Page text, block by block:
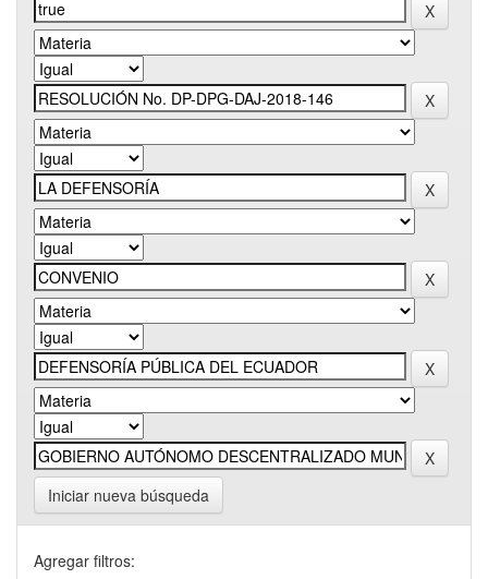
Iniciar nueva búsqueda
Agregar filtros: